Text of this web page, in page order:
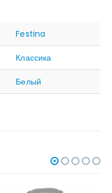
Festina
Классика
Белый